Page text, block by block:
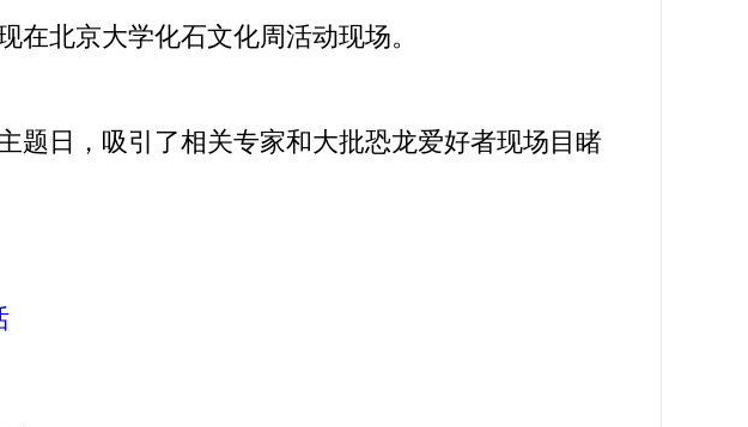
在北京大学化石文化周活动现场。
日，吸引了相关专家和大批恐龙爱好者现场目睹